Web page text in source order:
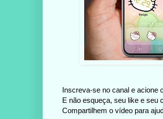
Inscreva-se no canal e acione
E não esqueça, seu like e seu
Compartilhem o vídeo para